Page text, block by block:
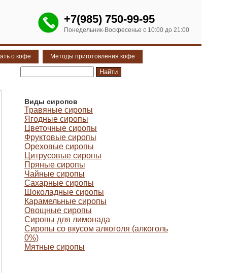
+7(985) 750-99-95
Понедельник-Воскресенье с 10:00 до 21:00
о кофе Методы приготовления кофе
Виды сиропов
Травяные сиропы
Ягодные сиропы
Цветочные сиропы
Фруктовые сиропы
Ореховые сиропы
Цитрусовые сиропы
Пряные сиропы
Чайные сиропы
Сахарные сиропы
Шоколадные сиропы
Карамельные сиропы
Овощные сиропы
Сиропы для лимонада
Сиропы со вкусом алкоголя (алкоголь
0%)
Мятные сиропы